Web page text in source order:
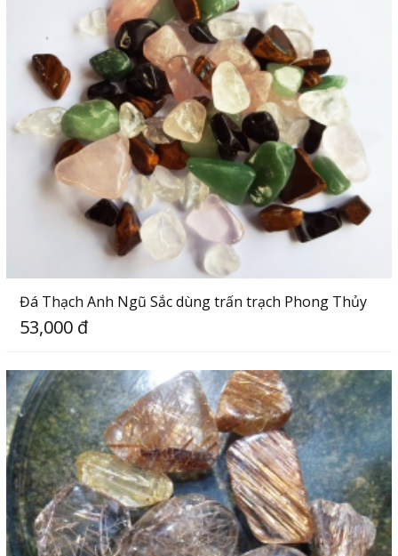
Đá Thạch Anh Ngũ Sắc dùng trấn trạch Phong Thủy
53,000 đ